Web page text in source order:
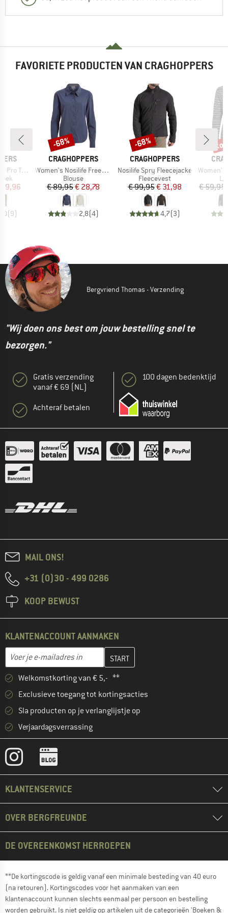
FAVORIETE PRODUCTEN VAN CRAGHOPPERS
III
prijs
(9)
MERK
CRAGHOPPERS
Artikel
Women's Nosilife Freeda Langarm Bluse
Productgroep
Blouse
Prijs
€ 89,95Verlaagde prijs
€ 28,78
2,8(4)
Korting
-68%
MERK
CRAGHOPPERS
Artikel
Nosilife Spry Fleecejacke
Productgroep
Fleecevest
Prijs
€ 99,95Verlaagde prijs
€ 31,98
4,7(3)
Korting
-68%
Artikel
Women's
€ 59,95
Bergvriend Thomas - Verzending
"Wij doen ons best om jouw bestelling snel te
bezorgen."
Gratis verzending
vanaf € 69 (NL)
Achteraf betalen
100 dagen bedenktijd
MAIL ONS!
+31 (0)30 - 499 0286
KOOP BEWUST
KLANTENACCOUNT AANMAKEN
E-mailadres
Vul je e-mailadres hier in en maak in de volgende stap je
Welkomstkorting van € 5,- **
Exclusieve toegang tot kortingsacties
Sla producten op je verlanglijstje op
Verjaardagsverrassing
KLANTENSERVICE
OVER BERGFREUNDE
DE OVEREENKOMST HERROEPEN
**De kortingscode is geldig vanaf een minimale besteding van 40 euro
(na retouren). Kortingscodes voor het aanmaken van een
klantenaccount kunnen slechts eenmaal per persoon en bestelling
worden gebruikt. Is niet geldig op artikelen uit de categorieën 'Boeken &